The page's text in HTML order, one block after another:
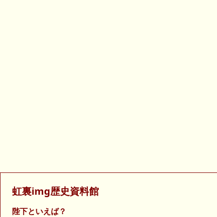
虹裏img歴史資料館
陛下といえば？